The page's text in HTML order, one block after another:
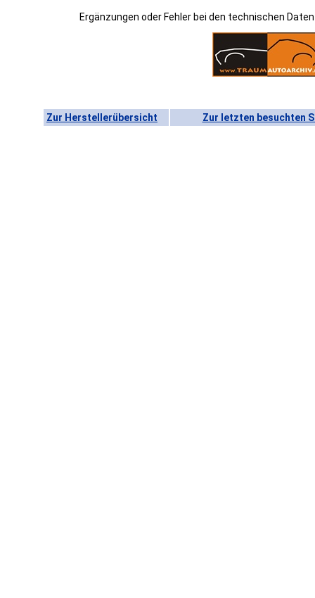
Ergänzungen oder Fehler bei den technischen
Zur Herstellerübersicht Zur letzten besuchten